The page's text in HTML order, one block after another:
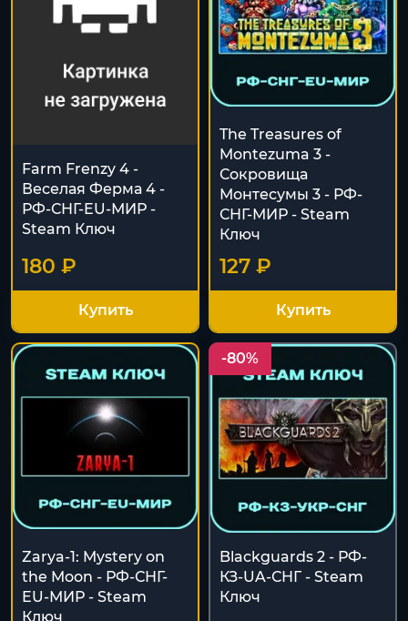
Farm Frenzy 4 -
Веселая Ферма 4 -
РФ-СНГ-EU-МИР -
Steam Ключ
180 ₽
Купить
The Treasures of
Montezuma 3 -
Сокровища
Монтесумы 3 - РФ-
СНГ-МИР - Steam
Ключ
127 ₽
Купить
Zarya-1: Mystery on
the Moon - РФ-СНГ-
EU-МИР - Steam
Ключ
-80%
Blackguards 2 - РФ-
КЗ-UA-СНГ - Steam
Ключ